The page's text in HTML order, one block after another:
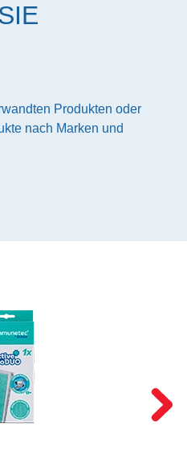
Produkten oder
nach Marken und